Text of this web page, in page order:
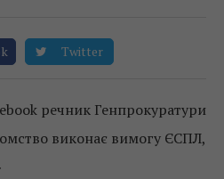
Twitter
речник Генпрокуратури
виконає вимогу ЄСПЛ,